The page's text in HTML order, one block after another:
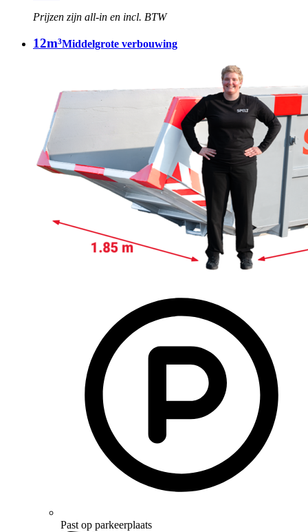
Prijzen zijn all-in en incl. BTW
12m³Middelgrote verbouwing
Past op parkeerplaats